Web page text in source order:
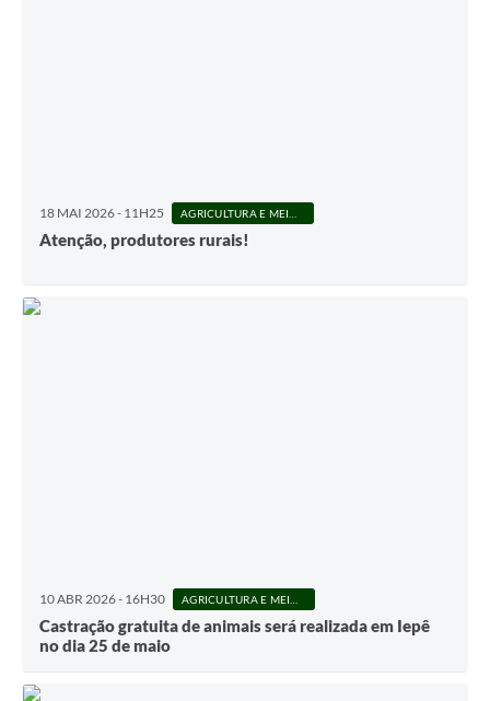
18 MAI 2026 - 11H25
Atenção, produtores rurais!
10 ABR 2026 - 16H30
Castração gratuita de animais será realizada em Iepê
no dia 25 de maio